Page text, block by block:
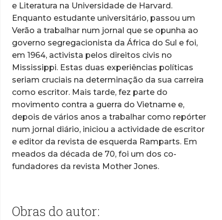
e Literatura na Universidade de Harvard.
Enquanto estudante universitário, passou um
Verão a trabalhar num jornal que se opunha ao
governo segregacionista da África do Sul e foi,
em 1964, activista pelos direitos civis no
Mississippi. Estas duas experiências políticas
seriam cruciais na determinação da sua carreira
como escritor. Mais tarde, fez parte do
movimento contra a guerra do Vietname e,
depois de vários anos a trabalhar como repórter
num jornal diário, iniciou a actividade de escritor
e editor da revista de esquerda Ramparts. Em
meados da década de 70, foi um dos co-
fundadores da revista Mother Jones.
Obras do autor: